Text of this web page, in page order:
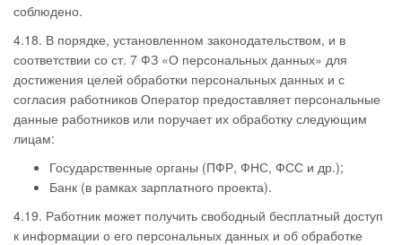
соблюдено.
4.18. В порядке, установленном законодательством, и в
соответствии со ст. 7 ФЗ «О персональных данных» для
достижения целей обработки персональных данных и с
согласия работников Оператор предоставляет персональные
данные работников или поручает их обработку следующим
лицам:
Государственные органы (ПФР, ФНС, ФСС и др.);
Банк (в рамках зарплатного проекта).
4.19. Работник может получить свободный бесплатный доступ
к информации о его персональных данных и об обработке